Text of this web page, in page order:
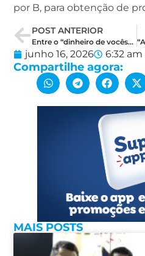
por B, para obtenção de
POST ANTERIOR
Entre o “dinheiro de vocês” e o “eu investi”: a contradição no discurso de Styvenson
junho 16, 2026 6:32 am
Compartilhe agora:
MAIS POSTS